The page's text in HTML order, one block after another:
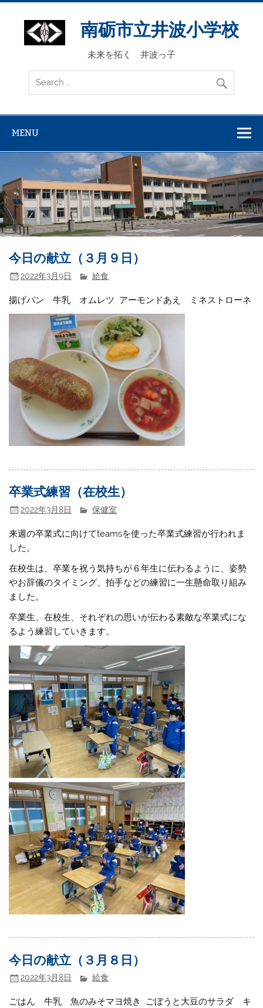
Skip
content
南砺市立井波小学校
未来を拓く 井波っ子
MENU
今日の献立（３月９日）
2022年3月9日 給食
揚げパン 牛乳 オムレツ アーモンドあえ ミネストローネ
卒業式練習（在校生）
2022年3月8日 保健室
来週の卒業式に向けてteamsを使った卒業式練習が行われま
した。
在校生は、卒業を祝う気持ちが６年生に伝わるように、姿勢
やお辞儀のタイミング、拍手などの練習に一生懸命取り組み
ました。
卒業生、在校生、それぞれの思いが伝わる素敵な卒業式にな
るよう練習していきます。
今日の献立（３月８日）
2022年3月8日 給食
ごはん 牛乳 魚のみそマヨ焼き ごぼうと大豆のサラダ キ